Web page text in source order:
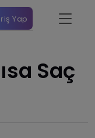
Yap
Saç